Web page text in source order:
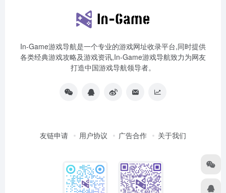
In-Game游戏导航是一个专业的游戏网址收录平台,同时提供
各类经典游戏攻略及游戏资讯,In-Game游戏导航致力为网友
打造中国游戏导航领导者。
友链申请 用户协议 广告合作 关于我们